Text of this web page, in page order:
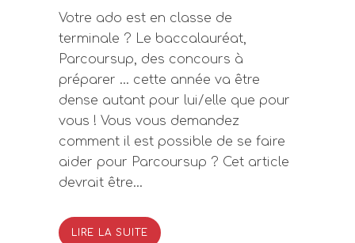
Votre ado est en classe de
terminale ? Le baccalauréat,
Parcoursup, des concours à
préparer … cette année va être
dense autant pour lui/elle que pour
vous ! Vous vous demandez
comment il est possible de se faire
aider pour Parcoursup ? Cet article
devrait être...
LIRE LA SUITE